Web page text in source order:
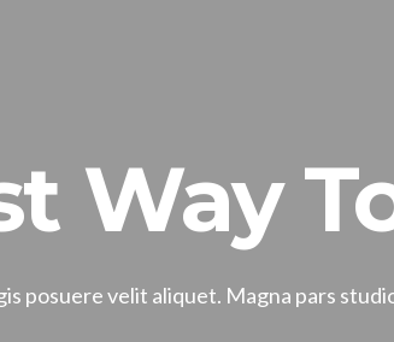
Way
posuere velit aliquet. Magna pars